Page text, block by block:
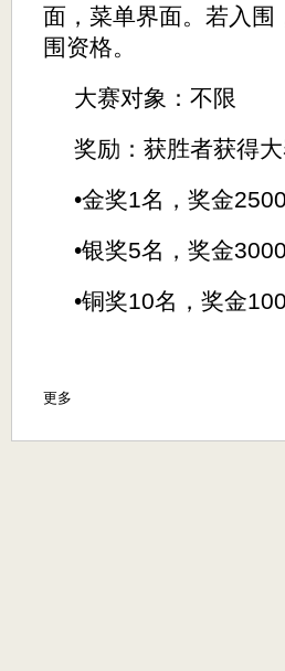
面，菜单界面。若入
围资格。
大赛对象：不限
奖励：获胜者获得
•金奖1名，奖金
•银奖5名，奖金3000
•铜奖10名，奖金
更多